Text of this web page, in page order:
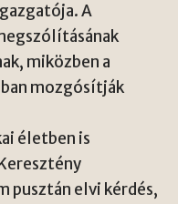
. A
miközben a
mozgósítják
életben is
pusztán elvi kérdés,